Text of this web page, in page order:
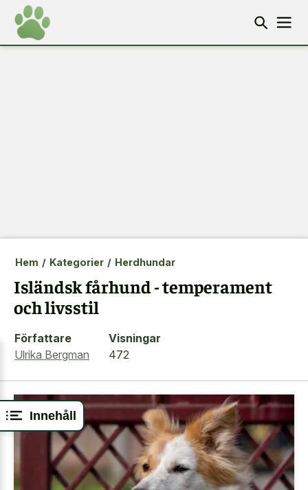
Innehåll
Hem / Kategorier / Herdhundar
Isländsk fårhund - temperament
och livsstil
Författare
Ulrika Bergman
Visningar
472